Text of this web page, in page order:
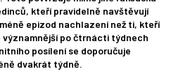
kteří pravidelně navštěvují
epizod nachlazení než ti, kteří
po čtrnácti týdnech
posílení se doporučuje
dvakrát týdně.